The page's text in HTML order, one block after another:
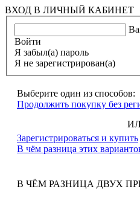
ВХОД В ЛИЧНЫЙ КАБИНЕТ
Войти
Я забыл(а) пароль
Я не зарегистрирован(а)
Выберите один из способов:
Продолжить покупку без
Зарегистрироваться и купить
В чём разница этих
В ЧЁМ РАЗНИЦА ДВУХ